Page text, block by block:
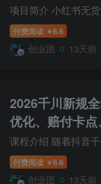
付费阅读 ￥6.6
创业团 13天前
2026千川新规
优化、赔付卡
付费阅读 ￥6.6
创业团 13天前